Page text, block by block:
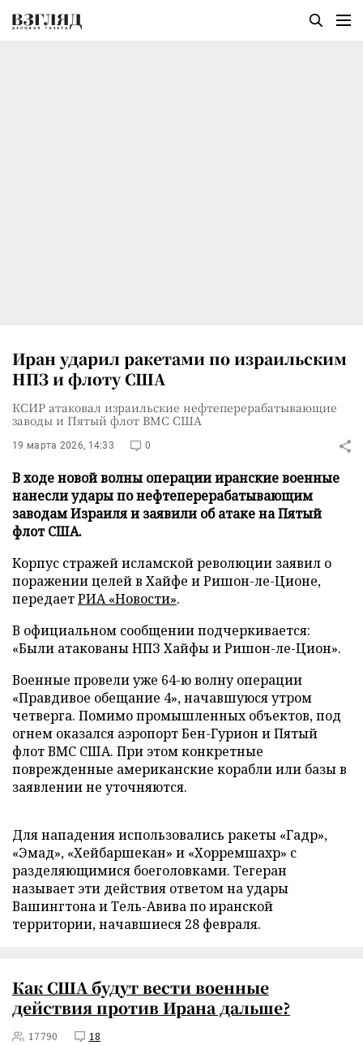
Иран ударил ракетами по израильским
НПЗ и флоту США
КСИР атаковал израильские нефтеперерабатывающие
заводы и Пятый флот ВМС США
19 марта 2026, 14:33 0
В ходе новой волны операции иранские военные
нанесли удары по нефтеперерабатывающим
заводам Израиля и заявили об атаке на Пятый
флот США.
Корпус стражей исламской революции заявил о
поражении целей в Хайфе и Ришон-ле-Ционе,
передаетРИА «Новости».
В официальном сообщении подчеркивается:
«Были атакованы НПЗ Хайфы и Ришон-ле-Цион».
Военные провели уже 64-ю волну операции
«Правдивое обещание 4», начавшуюся утром
четверга. Помимо промышленных объектов, под
огнем оказался аэропорт Бен-Гурион и Пятый
флот ВМС США. При этом конкретные
поврежденные американские корабли или базы в
заявлении не уточняются.
Для нападения использовались ракеты «Гадр»,
«Эмад», «Хейбаршекан» и «Хорремшахр» с
разделяющимися боеголовками. Тегеран
называет эти действия ответом на удары
Вашингтона и Тель-Авива по иранской
территории, начавшиеся 28 февраля.
Как США будут вести военные
действия против Ирана дальше?
17790 18